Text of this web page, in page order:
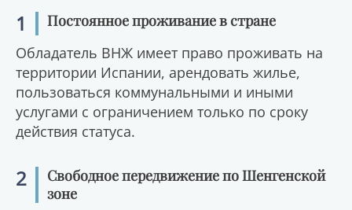
1
Постоянное проживание в стране
Обладатель ВНЖ имеет право проживать на
территории Испании, арендовать жилье,
пользоваться коммунальными и иными
услугами с ограничением только по сроку
действия статуса.
2
Свободное передвижение по Шенгенской
зоне